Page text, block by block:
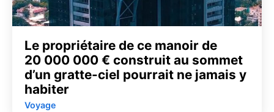
Le propriétaire de ce manoir de
20 000 000 € construit au sommet
d’un gratte-ciel pourrait ne jamais y
habiter
Voyage